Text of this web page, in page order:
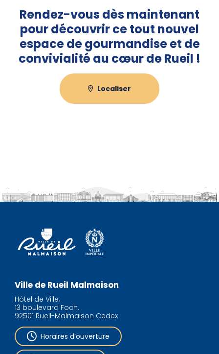
Rendez-vous dès maintenant
pour découvrir ce tout nouvel
espace de gourmandise et de
convivialité au cœur de Rueil !
Localiser
Ville de Rueil Malmaison
Hôtel de Ville,
13 boulevard Foch,
92501 Rueil-Malmaison Cedex
Horaires d’ouverture